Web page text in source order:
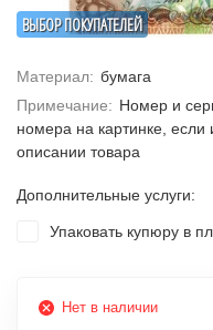
ВЫБОР ПОКУПАТЕЛЕЙ
Материал: бумага
Примечание: Номер и
номера на картинке, если
описании товара
Дополнительные услуги:
Упаковать купюру в
Нет в наличии